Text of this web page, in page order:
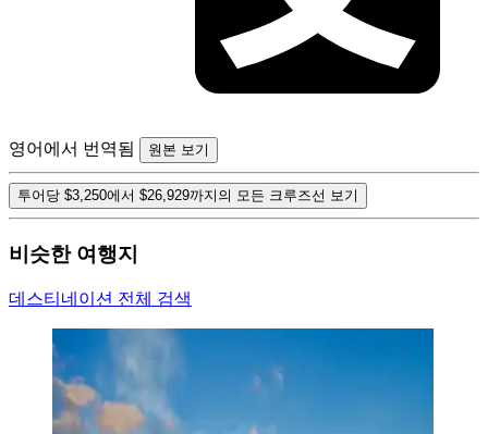
영어에서 번역됨 원본 보기
투어당 $3,250에서 $26,929까지의 모든 크루즈선 보기
비슷한 여행지
데스티네이션 전체 검색